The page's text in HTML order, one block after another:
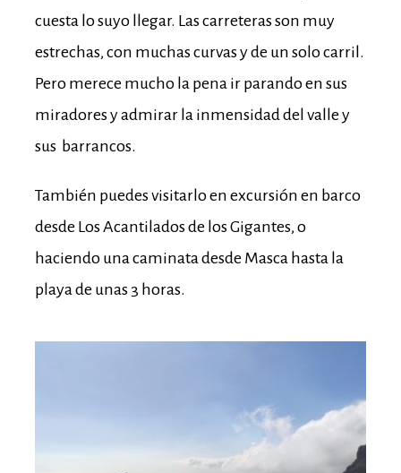
cuesta lo suyo llegar. Las carreteras son muy
estrechas, con muchas curvas y de un solo carril.
Pero merece mucho la pena ir parando en sus
miradores y admirar la inmensidad del valle y
sus barrancos.
También puedes visitarlo en excursión en barco
desde Los Acantilados de los Gigantes, o
haciendo una caminata desde Masca hasta la
playa de unas 3 horas.